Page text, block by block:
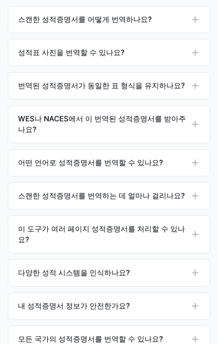
스캔한 성적증명서를 어떻게 번역하나요?
성적표 사진을 번역할 수 있나요?
번역된 성적증명서가 동일한 표 형식을 유지하나요?
WES나 NACES에서 이 번역된 성적증명서를 받아주
나요?
어떤 언어로 성적증명서를 번역할 수 있나요?
스캔한 성적증명서를 번역하는 데 얼마나 걸리나요?
이 도구가 여러 페이지 성적증명서를 처리할 수 있나
요?
다양한 성적 시스템을 인식하나요?
내 성적증명서 정보가 안전한가요?
모든 국가의 성적증명서를 번역할 수 있나요?